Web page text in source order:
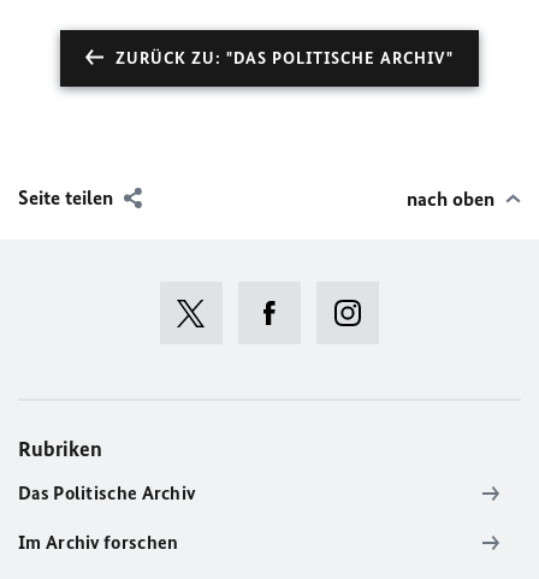
ZURÜCK ZU: "DAS POLITISCHE ARCHIV"
Seite teilen nach oben
Rubriken
Das Politische Archiv
Im Archiv forschen